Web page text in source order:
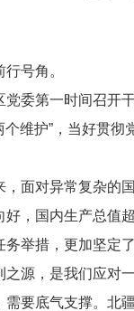
号角。
第一时间召开干
个维护”，当好贯
对异常复杂的国
，国内生产总值
举措，更加坚定
源，是我们应对
底气支撑。北疆